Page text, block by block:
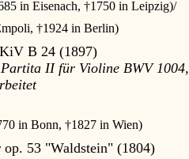
in Eisenach, †1750 in Leipzig)/
†1924 in Berlin)
B 24 (1897)
Partita II für Violine BWV 1004,
in Bonn, †1827 in Wien)
53 "Waldstein" (1804)